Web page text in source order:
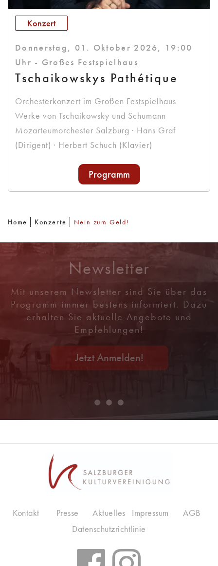
Konzert
Donnerstag, 01. Oktober 2026, 19:00
Uhr - Großes Festspielhaus
Tschaikowskys Pathétique
Orchesterkonzert im Großen Festspielhaus
Werke von Tschaikowsky und Schumann
Mozarteumorchester Salzburg · Hans Graf
(Dirigent) · Herbert Schuch (Klavier)
Programm
Home Konzerte Nein zum Geld!
Newsletter
Mit unserem Newsletter sind Sie über das
Programm immer bestens informiert. Dazu
erhalten Sie aktuelle Angebote und
Empfehlungen!
Jetzt Anmelden!
Kontakt Presse Aktuelles Impressum
AGB
Datenschutzrichtlinie